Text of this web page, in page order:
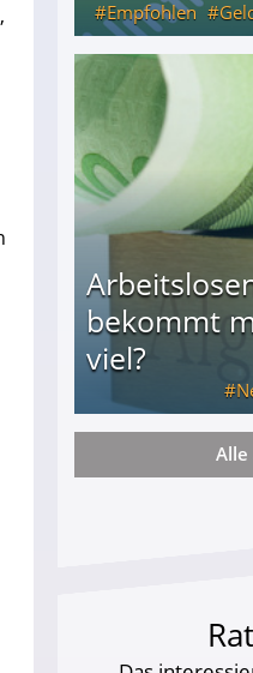
Empfohlen
bekommt
viel?
es und wie viel?
Alle